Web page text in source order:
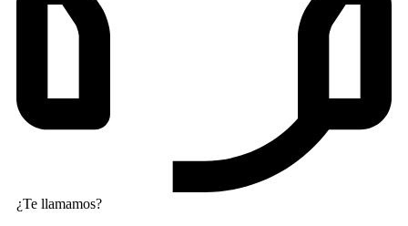
¿Te llamamos?